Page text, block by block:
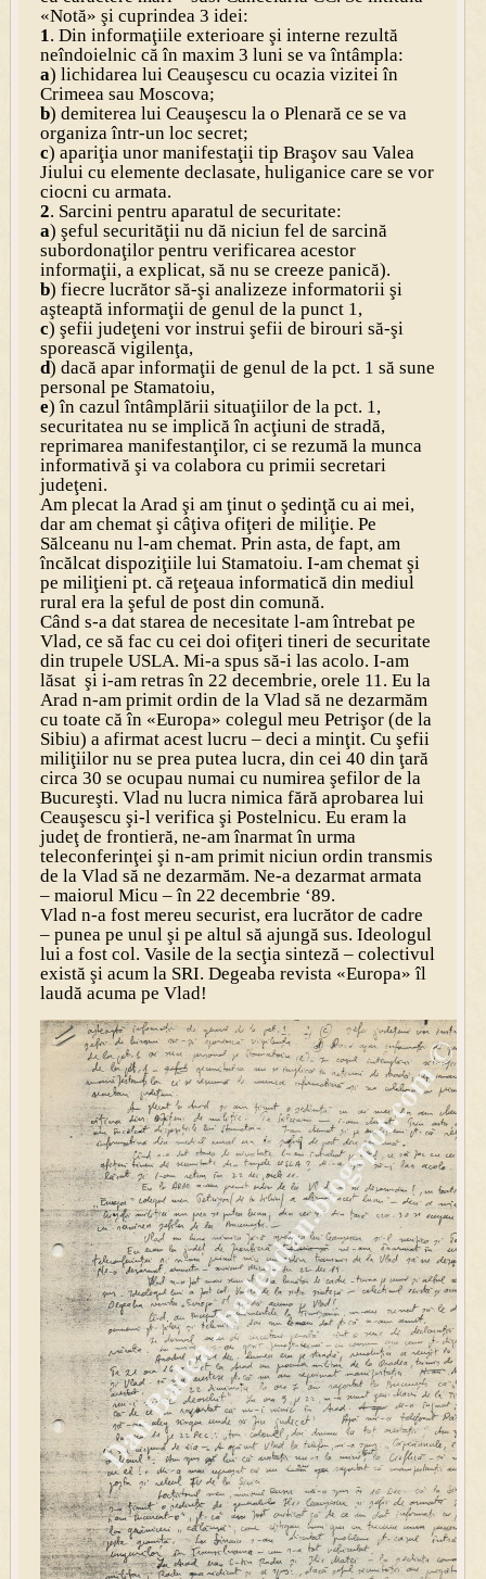
«Notă» şi cuprindea 3 idei:
1. Din informaţiile exterioare şi interne rezultă
neîndoielnic că în maxim 3 luni se va întâmpla:
a) lichidarea lui Ceauşescu cu ocazia vizitei în
Crimeea sau Moscova;
b) demiterea lui Ceauşescu la o Plenară ce se va
organiza într-un loc secret;
c) apariţia unor manifestaţii tip Braşov sau Valea
Jiului cu elemente declasate, huliganice care se vor
ciocni cu armata.
2. Sarcini pentru aparatul de securitate:
a) şeful securităţii nu dă niciun fel de sarcină
subordonaţilor pentru verificarea acestor
informaţii, a explicat, să nu se creeze panică).
b) fiecre lucrător să-şi analizeze informatorii şi
aşteaptă informaţii de genul de la punct 1,
c) şefii judeţeni vor instrui şefii de birouri să-şi
sporească vigilenţa,
d) dacă apar informaţii de genul de la pct. 1 să sune
personal pe Stamatoiu,
e) în cazul întâmplării situaţiilor de la pct. 1,
securitatea nu se implică în acţiuni de stradă,
reprimarea manifestanţilor, ci se rezumă la munca
informativă şi va colabora cu primii secretari
judeţeni.
Am plecat la Arad şi am ţinut o şedinţă cu ai mei,
dar am chemat şi câţiva ofiţeri de miliţie. Pe
Sălceanu nu l-am chemat. Prin asta, de fapt, am
încălcat dispoziţiile lui Stamatoiu. I-am chemat şi
pe miliţieni pt. că reţeaua informatică din mediul
rural era la şeful de post din comună.
Când s-a dat starea de necesitate l-am întrebat pe
Vlad, ce să fac cu cei doi ofiţeri tineri de securitate
din trupele USLA. Mi-a spus să-i las acolo. I-am
lăsat şi i-am retras în 22 decembrie, orele 11. Eu la
Arad n-am primit ordin de la Vlad să ne dezarmăm
cu toate că în «Europa» colegul meu Petrişor (de la
Sibiu) a afirmat acest lucru – deci a minţit. Cu şefii
miliţiilor nu se prea putea lucra, din cei 40 din ţară
circa 30 se ocupau numai cu numirea şefilor de la
Bucureşti. Vlad nu lucra nimica fără aprobarea lui
Ceauşescu şi-l verifica şi Postelnicu. Eu eram la
judeţ de frontieră, ne-am înarmat în urma
teleconferinţei şi n-am primit niciun ordin transmis
de la Vlad să ne dezarmăm. Ne-a dezarmat armata
– maiorul Micu – în 22 decembrie ‘89.
Vlad n-a fost mereu securist, era lucrător de cadre
– punea pe unul şi pe altul să ajungă sus. Ideologul
lui a fost col. Vasile de la secţia sinteză – colectivul
există şi acum la SRI. Degeaba revista «Europa» îl
laudă acuma pe Vlad!